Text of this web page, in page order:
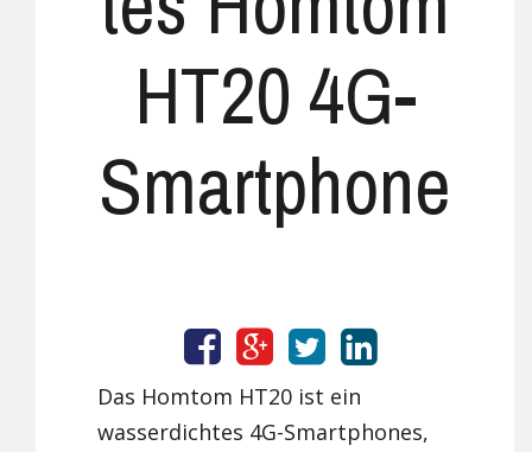
HT20 4G-
Smartphone
Das Homtom HT20 ist ein
wasserdichtes 4G-Smartphones,